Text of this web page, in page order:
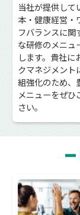
当社が提供して
本・健康経営・
フバランスに関
な研修のメニュ
します。貴社に
クマネジメント
組強化のため、
メニューをぜひ
さい。